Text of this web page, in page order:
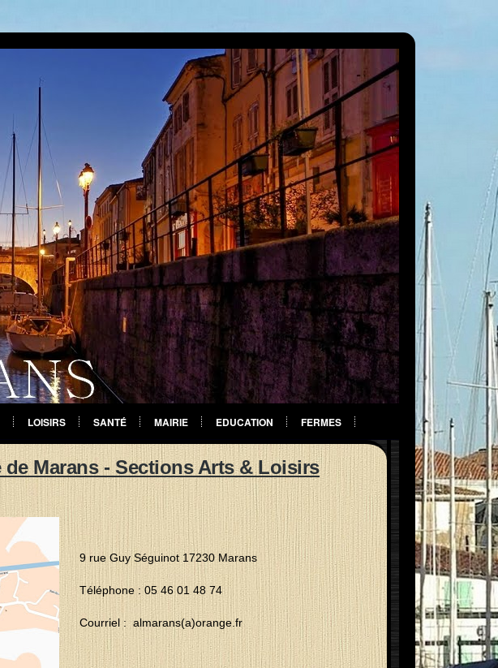
LOISIRS SANTÉ MAIRIE EDUCATION FERMES
Marans - Sections Arts & Loisirs
9 rue Guy Séguinot 17230 Marans
Téléphone : 05 46 01 48 74
Courriel : almarans(a)orange.fr